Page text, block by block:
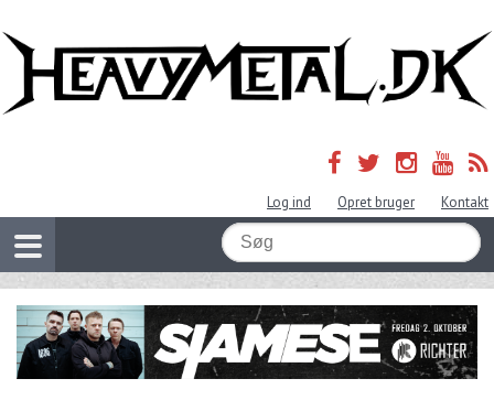
Log ind Opret bruger Kontakt